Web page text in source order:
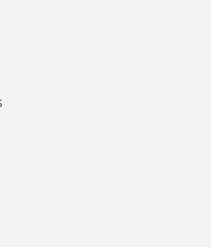
seien Widerstand gegen
sich dazu entschlossen, den
zu einer Leistung von 300 Watt
jedoch weiterhin anmelden.
Hürden sehr niedrig.